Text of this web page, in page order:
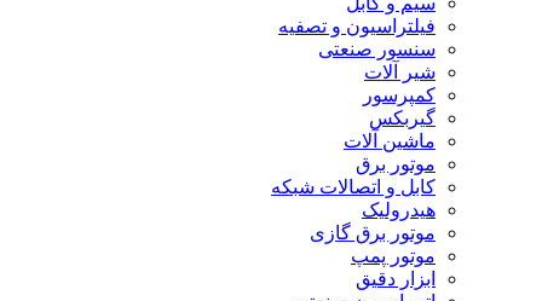
فیلتراسیون و تصفیه
سنسور صنعتی
شیر آلات
کمپرسور
گیربکس
ماشین آلات
موتور برق
کابل و اتصالات شبکه
هیدرولیک
موتور برق گازی
موتور پمپ
ابزار دقیق